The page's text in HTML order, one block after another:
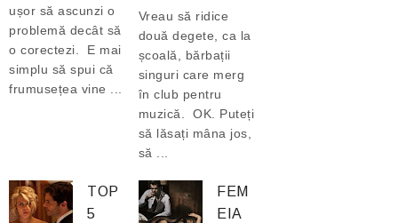
ușor să ascunzi o
problemă decât să
o corectezi. E mai
simplu să spui că
frumusețea vine ...
Vreau să ridice
două degete, ca la
școală, bărbații
singuri care merg
în club pentru
muzică. OK. Puteți
să lăsați mâna jos,
să ...
TOP
5
FEM
EIA